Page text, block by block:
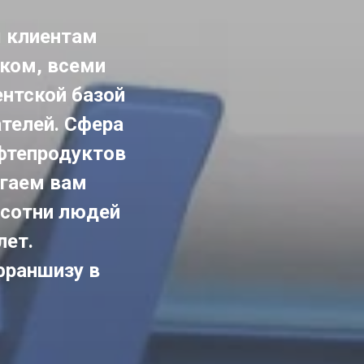
всеми
базой
Сфера
вам
людей
в